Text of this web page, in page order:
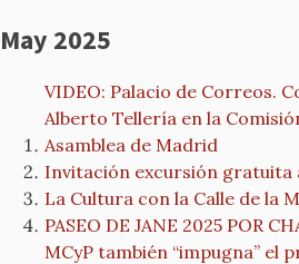
May 2025
VIDEO: Palacio de Correos.
Alberto Tellería en la
Asamblea de Madrid
Invitación excursión gratuita
La Cultura con la Calle de la
PASEO DE JANE 2025 POR
MCyP también “impugna” el